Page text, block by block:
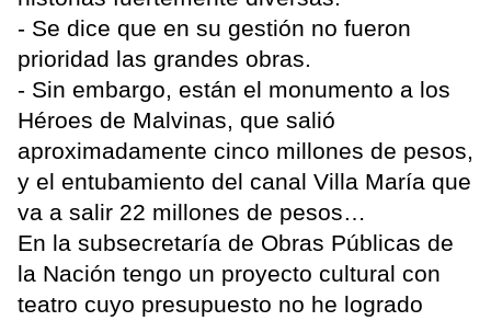
- Se dice que en su gestión no fueron
prioridad las grandes obras.
- Sin embargo, están el monumento a los
Héroes de Malvinas, que salió
aproximadamente cinco millones de pesos,
y el entubamiento del canal Villa María que
va a salir 22 millones de pesos…
En la subsecretaría de Obras Públicas de
la Nación tengo un proyecto cultural con
teatro cuyo presupuesto no he logrado